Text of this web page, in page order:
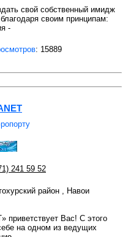
свой собственный имидж
своим принципам:
-
: 15889
241 59 52
район , Навои
приветствует Вас! С этого
на одном из ведущих